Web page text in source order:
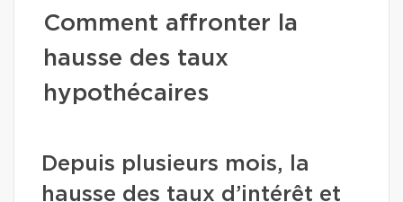
Comment affronter la
hausse des taux
hypothécaires
Depuis plusieurs mois, la
hausse des taux d’intérêt et